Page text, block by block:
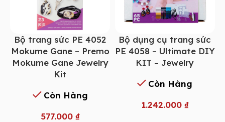
Bộ trang sức PE 4052
Mokume Gane – Premo
Mokume Gane Jewelry
Kit
Còn Hàng
577.000 ₫
Bộ dụng cụ trang sức
PE 4058 – Ultimate DIY
KIT – Jewelry
Còn Hàng
1.242.000 ₫